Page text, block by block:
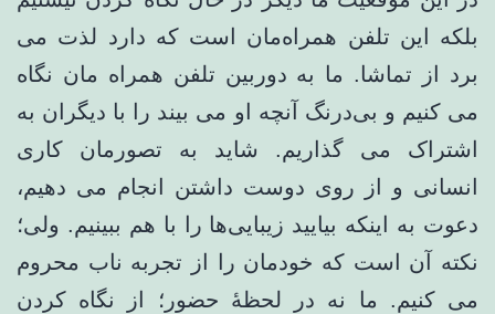
بلکه این تلفن همراه‌مان است که دارد لذت می
برد از تماشا. ما به دوربین تلفن همراه مان نگاه
می کنیم و بی‌درنگ آنچه او می بیند را با دیگران به
اشتراک می گذاریم. شاید به تصورمان کاری
انسانی و از روی دوست داشتن انجام می دهیم،
دعوت به اینکه بیایید زیبایی‌ها را با هم ببینیم. ولی؛
نکته آن است که خودمان را از تجربه ناب محروم
می کنیم. ما نه در لحظۀ حضور؛ از نگاه کردن